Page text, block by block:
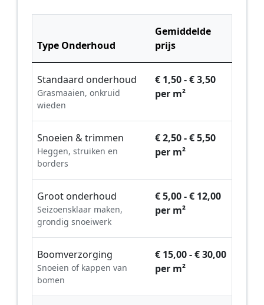
Type Onderhoud
Gemiddelde
prijs
Standaard onderhoud
Grasmaaien, onkruid
wieden
€ 1,50 - € 3,50
per m²
Snoeien & trimmen
Heggen, struiken en
borders
€ 2,50 - € 5,50
per m²
Groot onderhoud
Seizoensklaar maken,
grondig snoeiwerk
€ 5,00 - € 12,00
per m²
Boomverzorging
Snoeien of kappen van
bomen
€ 15,00 - € 30,00
per m²